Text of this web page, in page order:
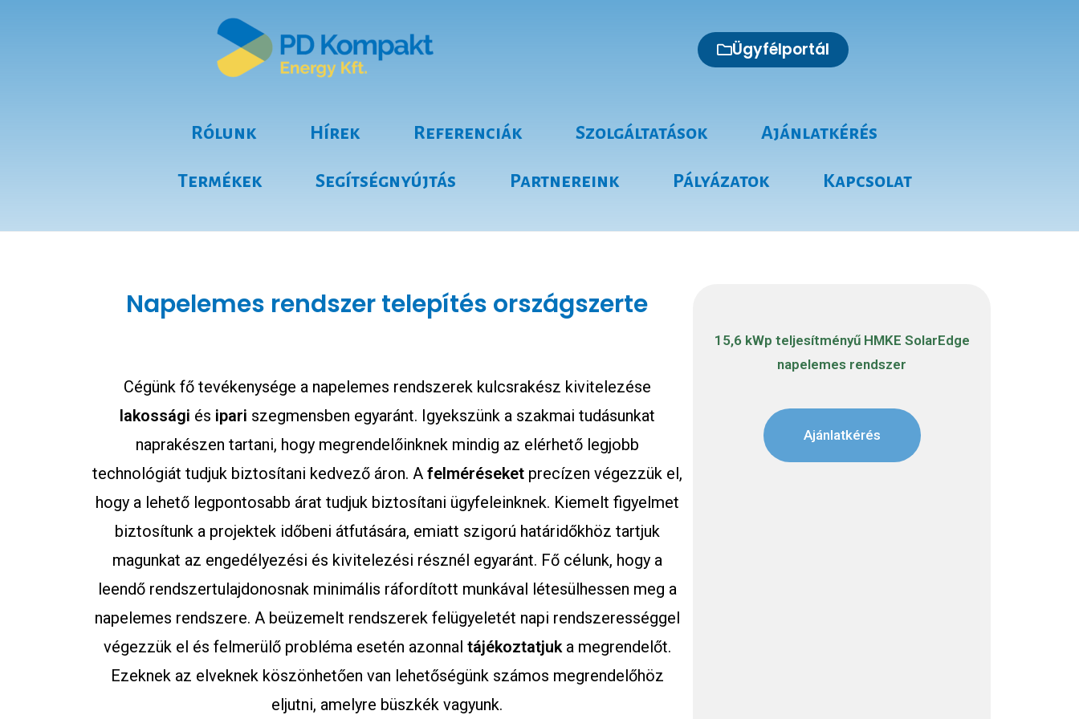
Ügyfélportál
Rólunk Hírek Referenciák Szolgáltatások Ajánlatkérés
Termékek Segítségnyújtás Partnereink Pályázatok Kapcsolat
Napelemes rendszer telepítés országszerte
Cégünk fő tevékenysége a napelemes rendszerek kulcsrakész kivitelezése
lakossági és ipari szegmensben egyaránt. Igyekszünk a szakmai tudásunkat
naprakészen tartani, hogy megrendelőinknek mindig az elérhető legjobb
technológiát tudjuk biztosítani kedvező áron. A felméréseketprecízen végezzük el,
hogy a lehető legpontosabb árat tudjuk biztosítani ügyfeleinknek. Kiemelt figyelmet
biztosítunk a projektek időbeni átfutására, emiatt szigorú határidőkhöz tartjuk
magunkat az engedélyezési és kivitelezési résznél egyaránt. Fő célunk, hogy a
leendő rendszertulajdonosnak minimális ráfordított munkával létesülhessen meg a
napelemes rendszere. A beüzemelt rendszerek felügyeletét napi rendszerességgel
végezzük el és felmerülő probléma esetén azonnal tájékoztatjuka megrendelőt.
Ezeknek az elveknek köszönhetően van lehetőségünk számos megrendelőhöz
eljutni, amelyre büszkék vagyunk.
15,6 kWp teljesítményű HMKE SolarEdge
napelemes rendszer
Ajánlatkérés